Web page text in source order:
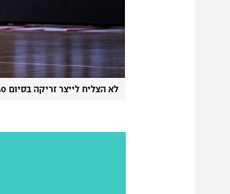
לא הצליח לייצר זריקה בסיום 40 הדקות. אריאל